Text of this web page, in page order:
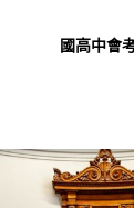
國高中會